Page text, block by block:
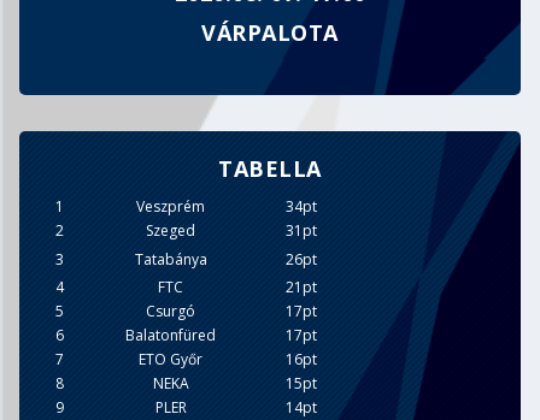
VÁRPALOTA
TABELLA
1 Veszprém
34pt
2
Szeged
31pt
3
Tatabánya
26pt
4
FTC
21pt
5
Csurgó
17pt
6
Balatonfüred
17pt
7
ETO Győr
16pt
8
NEKA
15pt
9
PLER
14pt